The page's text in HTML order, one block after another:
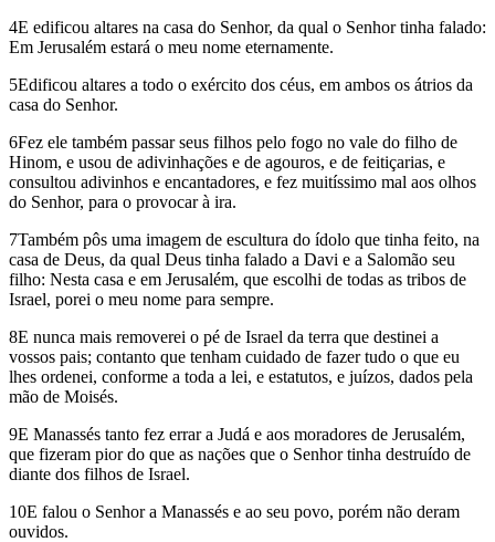
4E edificou altares na casa do Senhor, da qual o Senhor tinha falado:
Em Jerusalém estará o meu nome eternamente.
5Edificou altares a todo o exército dos céus, em ambos os átrios da
casa do Senhor.
6Fez ele também passar seus filhos pelo fogo no vale do filho de
Hinom, e usou de adivinhações e de agouros, e de feitiçarias, e
consultou adivinhos e encantadores, e fez muitíssimo mal aos olhos
do Senhor, para o provocar à ira.
7Também pôs uma imagem de escultura do ídolo que tinha feito, na
casa de Deus, da qual Deus tinha falado a Davi e a Salomão seu
filho: Nesta casa e em Jerusalém, que escolhi de todas as tribos de
Israel, porei o meu nome para sempre.
8E nunca mais removerei o pé de Israel da terra que destinei a
vossos pais; contanto que tenham cuidado de fazer tudo o que eu
lhes ordenei, conforme a toda a lei, e estatutos, e juízos, dados pela
mão de Moisés.
9E Manassés tanto fez errar a Judá e aos moradores de Jerusalém,
que fizeram pior do que as nações que o Senhor tinha destruído de
diante dos filhos de Israel.
10E falou o Senhor a Manassés e ao seu povo, porém não deram
ouvidos.